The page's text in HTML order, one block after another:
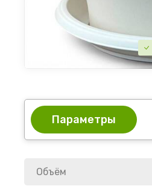
Параметры
Объём